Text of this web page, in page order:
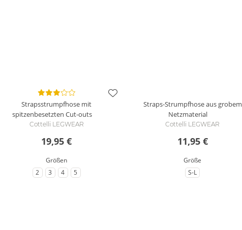
Strapsstrumpfhose mit
spitzenbesetzten Cut-outs
Cottelli LEGWEAR
19,95 €
Größen
zu Größe
2 zu Größe
3 zu Größe
4 zu Größe
5
Straps-Strumpfhose aus grobem
Netzmaterial
Cottelli LEGWEAR
11,95 €
Größe
zu Größe
S-L